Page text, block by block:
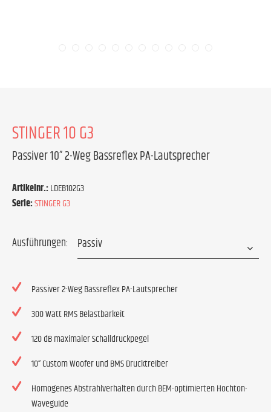
STINGER 10 G3
Passiver 10” 2-Weg Bassreflex PA-Lautsprecher
Artikelnr.:LDEB102G3
Serie:STINGER G3
Ausführungen:
Passiver 2-Weg Bassreflex PA-Lautsprecher
300 Watt RMS Belastbarkeit
120 dB maximaler Schalldruckpegel
10“ Custom Woofer und BMS Drucktreiber
Homogenes Abstrahlverhalten durch BEM-optimierten Hochton-
Waveguide